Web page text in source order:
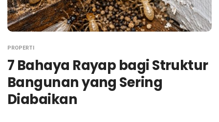
PROPERTI
7 Bahaya Rayap bagi Struktur
Bangunan yang Sering
Diabaikan